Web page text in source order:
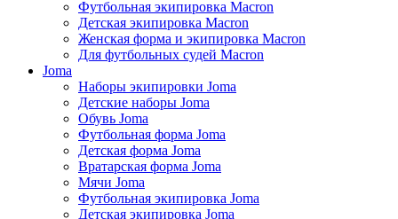
Футбольная экипировка Macron
Детская экипировка Macron
Женская форма и экипировка Macron
Для футбольных судей Macron
Joma
Наборы экипировки Joma
Детские наборы Joma
Обувь Joma
Футбольная форма Joma
Детская форма Joma
Вратарская форма Joma
Мячи Joma
Футбольная экипировка Joma
Детская экипировка Joma